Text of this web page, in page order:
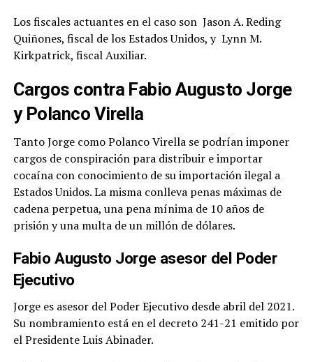
Los fiscales actuantes en el caso son Jason A. Reding
Quiñones, fiscal de los Estados Unidos, y Lynn M.
Kirkpatrick, fiscal Auxiliar.
Cargos contra Fabio Augusto Jorge
y Polanco Virella
Tanto Jorge como Polanco Virella se podrían imponer
cargos de conspiración para distribuir e importar
cocaína con conocimiento de su importación ilegal a
Estados Unidos. La misma conlleva penas máximas de
cadena perpetua, una pena mínima de 10 años de
prisión y una multa de un millón de dólares.
Fabio Augusto Jorge asesor del Poder
Ejecutivo
Jorge es asesor del Poder Ejecutivo desde abril del 2021.
Su nombramiento está en el decreto 241-21 emitido por
el Presidente Luis Abinader.